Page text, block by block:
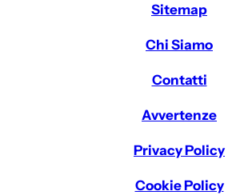
Sitemap
Chi Siamo
Contatti
Avvertenze
Privacy Policy
Cookie Policy